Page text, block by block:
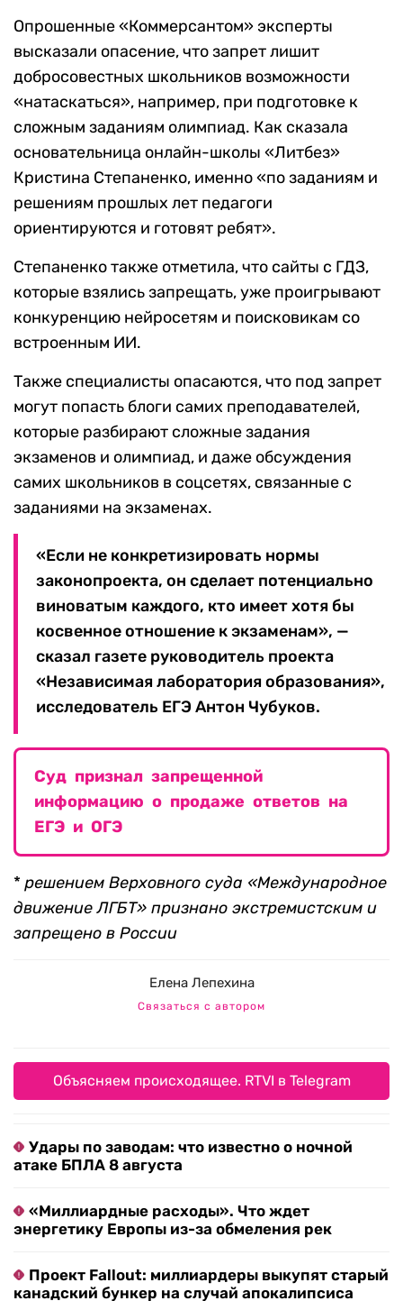
Опрошенные «Коммерсантом» эксперты
высказали опасение, что запрет лишит
добросовестных школьников возможности
«натаскаться», например, при подготовке к
сложным заданиям олимпиад. Как сказала
основательница онлайн-школы «Литбез»
Кристина Степаненко, именно «по заданиям и
решениям прошлых лет педагоги
ориентируются и готовят ребят».
Степаненко также отметила, что сайты с ГДЗ,
которые взялись запрещать, уже проигрывают
конкуренцию нейросетям и поисковикам со
встроенным ИИ.
Также специалисты опасаются, что под запрет
могут попасть блоги самих преподавателей,
которые разбирают сложные задания
экзаменов и олимпиад, и даже обсуждения
самих школьников в соцсетях, связанные с
заданиями на экзаменах.
«Если не конкретизировать нормы
законопроекта, он сделает потенциально
виноватым каждого, кто имеет хотя бы
косвенное отношение к экзаменам», —
сказал газете руководитель проекта
«Независимая лаборатория образования»,
исследователь ЕГЭ Антон Чубуков.
Суд признал запрещенной
информацию о продаже ответов на
ЕГЭ и ОГЭ
* решением Верховного суда «Международное
движение ЛГБТ» признано экстремистским и
запрещено в России
Елена Лепехина
Связаться с автором
Объясняем происходящее. RTVI в Telegram
Удары по заводам: что известно о ночной
атаке БПЛА 8 августа
«Миллиардные расходы». Что ждет
энергетику Европы из-за обмеления рек
Проект Fallout: миллиардеры выкупят старый
канадский бункер на случай апокалипсиса